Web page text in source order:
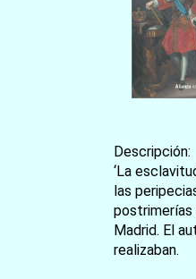
Descripción:
‘La
las
postrimerías
Madrid. El
realizaban.